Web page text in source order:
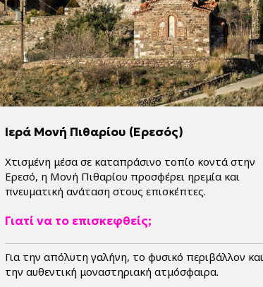
Ιερά Μονή Πιθαρίου (Ερεσός)
Χτισμένη μέσα σε καταπράσινο τοπίο κοντά στην
Ερεσό, η Μονή Πιθαρίου προσφέρει ηρεμία και
πνευματική ανάταση στους επισκέπτες.
Γιατί να το επισκεφθείς;
Για την απόλυτη γαλήνη, το φυσικό περιβάλλον και
την αυθεντική μοναστηριακή ατμόσφαιρα.